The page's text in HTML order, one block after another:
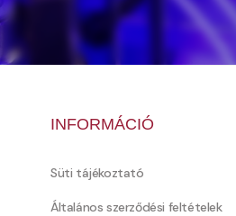
INFORMÁCIÓ
Süti tájékoztató
Általános szerződési feltételek